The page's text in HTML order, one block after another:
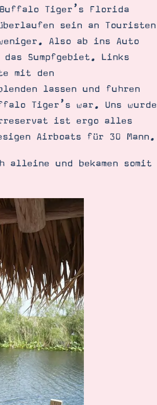
Tiger’s Florida
sein an Touristen
Also ab ins Auto
Sumpfgebiet. Links
mit den
lassen und fuhren
Tiger’s war. Uns wurde
ist ergo alles
Airboats für 30 Mann.
und bekamen somit